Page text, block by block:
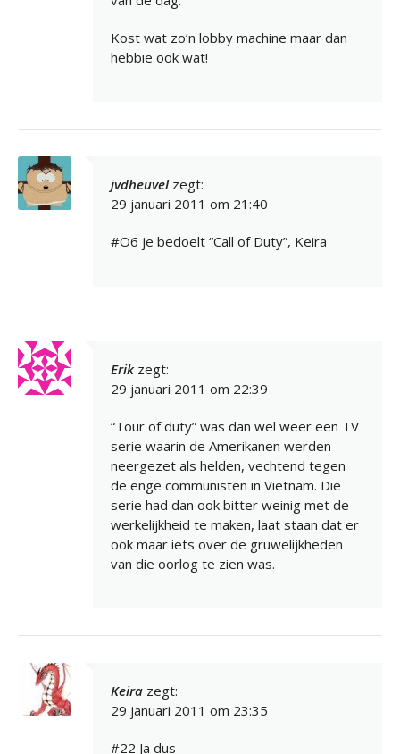
Kost wat zo’n lobby machine maar dan
hebbie ook wat!
jvdheuvel zegt:
29 januari 2011 om 21:40
#O6 je bedoelt “Call of Duty”, Keira
Erik zegt:
29 januari 2011 om 22:39
“Tour of duty” was dan wel weer een TV
serie waarin de Amerikanen werden
neergezet als helden, vechtend tegen
de enge communisten in Vietnam. Die
serie had dan ook bitter weinig met de
werkelijkheid te maken, laat staan dat er
ook maar iets over de gruwelijkheden
van die oorlog te zien was.
Keira zegt:
29 januari 2011 om 23:35
#22 Ja dus